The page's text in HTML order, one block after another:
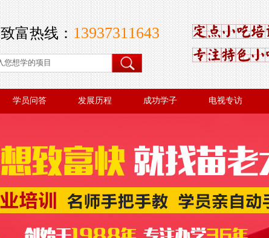
致富热线：13937311643
学员问答 发展历程 成功学子 电视专访